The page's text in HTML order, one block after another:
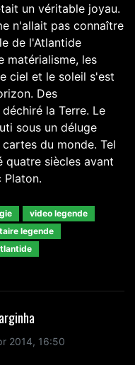
un véritable joyau.
n'allait pas connaître
de l'Atlantide
matérialisme, les
ciel et le soleil s'est
Des
la Terre. Le
sous un déluge
du monde. Tel
quatre siècles avant
Platon.
video legende
legende
2014, 16:50